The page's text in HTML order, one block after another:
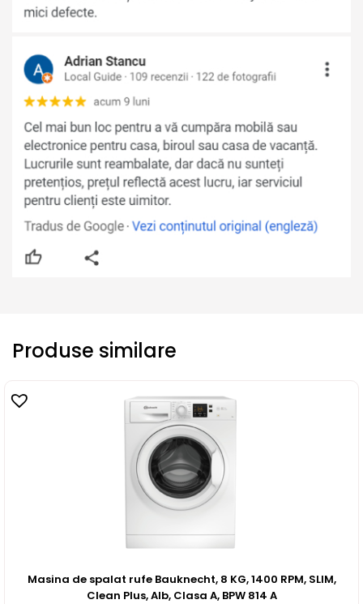
Produse similare
Masina de spalat rufe Bauknecht, 8 KG, 1400 RPM, SLIM,
Clean Plus, Alb, Clasa A, BPW 814 A